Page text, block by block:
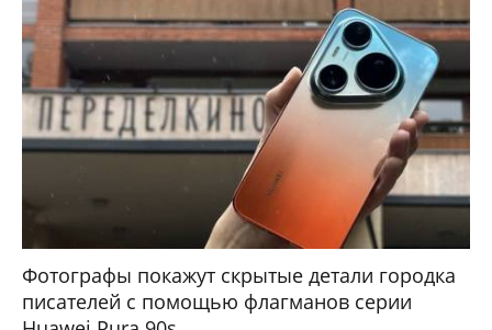
Фотографы покажут скрытые детали городка
писателей с помощью флагманов серии